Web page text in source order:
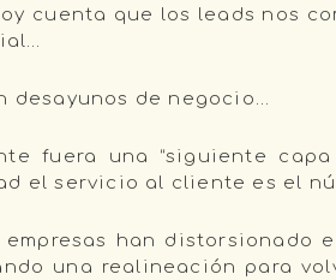
cuenta que los leads nos
desayunos de negocio…
fuera una “siguiente
el servicio al cliente es el
empresas han
una realineación para